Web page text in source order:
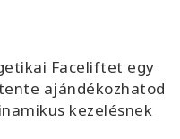
Faceliftet egy
ajándékozhatod
kezelésnek